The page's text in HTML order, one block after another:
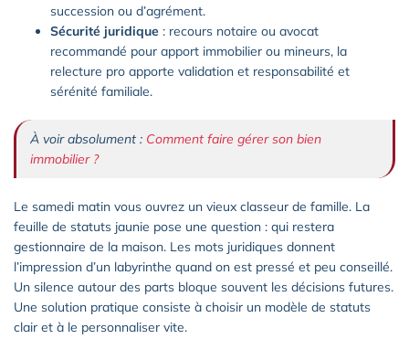
succession ou d’agrément.
Sécurité juridique : recours notaire ou avocat
recommandé pour apport immobilier ou mineurs, la
relecture pro apporte validation et responsabilité et
sérénité familiale.
À voir absolument : Comment faire gérer son bien
immobilier ?
Le samedi matin vous ouvrez un vieux classeur de famille. La
feuille de statuts jaunie pose une question : qui restera
gestionnaire de la maison. Les mots juridiques donnent
l’impression d’un labyrinthe quand on est pressé et peu conseillé.
Un silence autour des parts bloque souvent les décisions futures.
Une solution pratique consiste à choisir un modèle de statuts
clair et à le personnaliser vite.